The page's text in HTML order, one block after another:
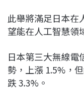
此舉將滿足日本在
望能在人工智慧領
日本第三大無線電
勢，上漲 1.5%，
跌 3.3%。